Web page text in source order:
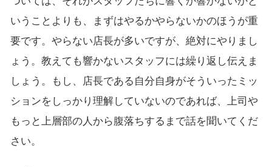
いうことよりも、まずはやるかやらないかのほうが重
要です。やらない店長が多いですが、絶対にやりまし
ょう。教えても響かないスタッフには繰り返し伝えま
しょう。もし、店長である自分自身がそういったミッ
ションをしっかり理解していないのであれば、上司や
もっと上層部の人から腹落ちするまで話を聞いてくだ
さい。